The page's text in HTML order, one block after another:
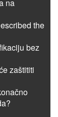
na
the
bez
zaštititi